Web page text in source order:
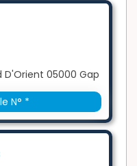
D'Orient 05000 Gap
N° *